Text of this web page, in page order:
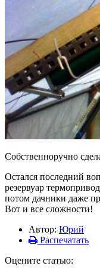
Собственноручно
Остался последний
резервуар
потом дачники даже
Вот и все сложности!
Автор: Юрий
Распечатать
Оцените статью: